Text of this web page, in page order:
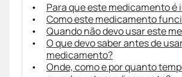
Para que este medicamento é
Como este medicamento
Quando não devo usar este
O que devo saber antes de
medicamento?
Onde, como e por quanto